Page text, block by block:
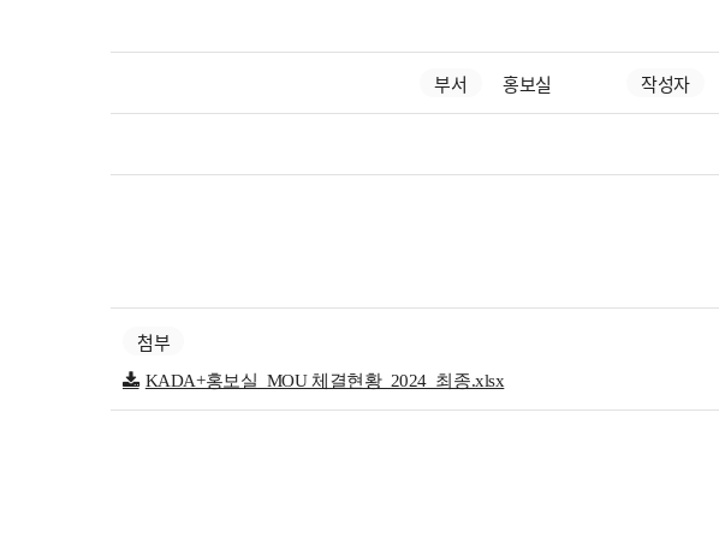
부서 홍보실 작성자
첨부
KADA+홍보실_MOU 체결현황_2024_최종.xlsx